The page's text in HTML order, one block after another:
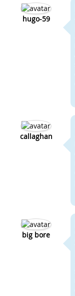
hugo-59
callaghan
big bore